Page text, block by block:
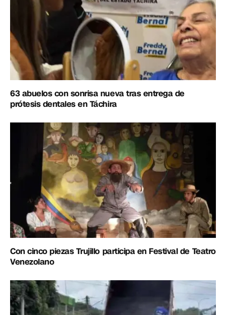
63 abuelos con sonrisa nueva tras entrega de
prótesis dentales en Táchira
Con cinco piezas Trujillo participa en Festival de Teatro
Venezolano